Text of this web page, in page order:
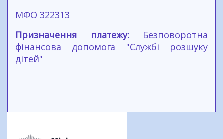
МФО 322313
Призначення платежу:Безповоротна
фінансова допомога "Службі розшуку
дітей"